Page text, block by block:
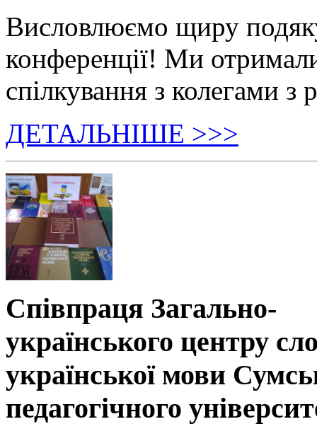
Висловлюємо щиру
конференції! Ми
спілкування з колегами з
ДЕТАЛЬНІШЕ >>>
Співпраця Загально-
українського центру
української мови
педагогічного